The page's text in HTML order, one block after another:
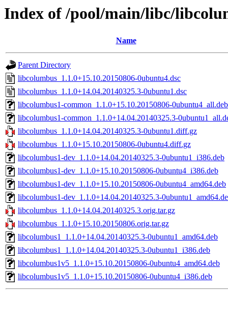
Index of /pool/main/libc/
Name
Parent Directory
libcolumbus_1.1.0+15.10.20150806-0ubuntu4.dsc
libcolumbus_1.1.0+14.04.20140325.3-0ubuntu1.dsc
libcolumbus1-common_1.1.0+15.10.20150806-0ubuntu4_all.deb
libcolumbus1-common_1.1.0+14.04.20140325.3-
libcolumbus_1.1.0+14.04.20140325.3-0ubuntu1.diff.gz
libcolumbus_1.1.0+15.10.20150806-0ubuntu4.diff.gz
libcolumbus1-dev_1.1.0+14.04.20140325.3-0ubuntu1_i386.deb
libcolumbus1-dev_1.1.0+15.10.20150806-0ubuntu4_i386.deb
libcolumbus1-dev_1.1.0+15.10.20150806-0ubuntu4_amd64.deb
libcolumbus1-dev_1.1.0+14.04.20140325.3-
libcolumbus_1.1.0+14.04.20140325.3.orig.tar.gz
libcolumbus_1.1.0+15.10.20150806.orig.tar.gz
libcolumbus1_1.1.0+14.04.20140325.3-0ubuntu1_amd64.deb
libcolumbus1_1.1.0+14.04.20140325.3-0ubuntu1_i386.deb
libcolumbus1v5_1.1.0+15.10.20150806-0ubuntu4_amd64.deb
libcolumbus1v5_1.1.0+15.10.20150806-0ubuntu4_i386.deb